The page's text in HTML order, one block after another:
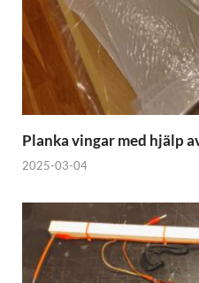
Planka vingar med hjälp
2025-03-04